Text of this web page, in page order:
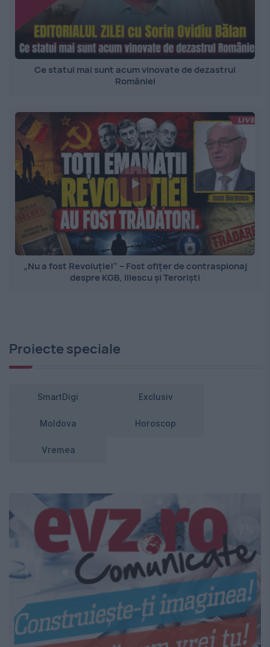
Ce statui mai sunt acum vinovate de dezastrul
României
„Nu a fost Revoluție!” – Fost ofițer de contraspionaj
despre KGB, Iliescu și Teroriști
Proiecte speciale
SmartDigi Exclusiv
Moldova Horoscop
Vremea